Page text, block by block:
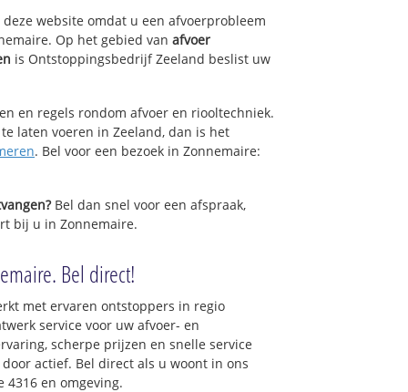
website omdat u een afvoerprobleem
Op het gebied van afvoer
is Ontstoppingsbedrijf Zeeland beslist uw
en regels rondom afvoer en riooltechniek.
laten voeren in Zeeland, dan is het
. Bel voor een bezoek in Zonnemaire:
Bel dan snel voor een afspraak,
bij u in Zonnemaire.
Bel direct!
met ervaren ontstoppers in regio
service voor uw afvoer- en
scherpe prijzen en snelle service
actief. Bel direct als u woont in ons
4316 en omgeving.